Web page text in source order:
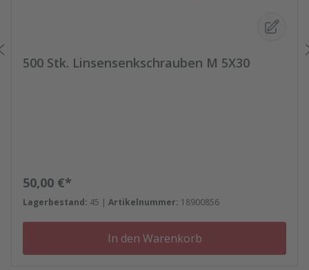
500 Stk. Linsensenkschrauben M 5X30
Regulärer Preis:
50,00 €*
Lagerbestand: 45 | Artikelnummer: 18900856
In den Warenkorb